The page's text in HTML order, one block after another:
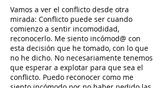
Vamos a ver el conflicto desde otra
mirada: Conflicto puede ser cuando
comienzo a sentir incomodidad,
reconocerlo. Me siento incómod@ con
esta decisión que he tomado, con lo que
no he dicho. No necesariamente tenemos
que esperar a explotar para que sea el
conflicto. Puedo reconocer como me